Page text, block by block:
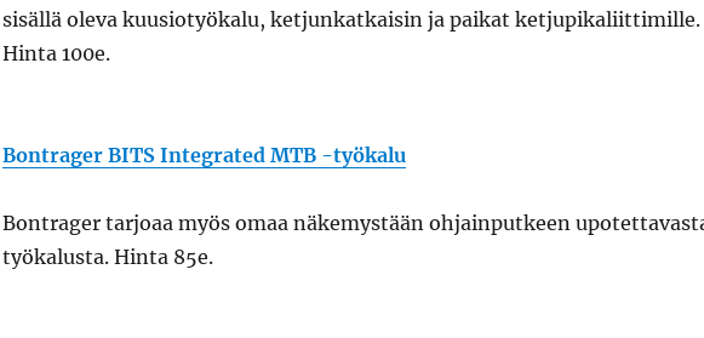
sisällä oleva kuusiotyökalu, ketjunkatkaisin ja paikat ketjupikaliittimille.
Hinta 100e.
Bontrager BITS Integrated MTB -työkalu
Bontrager tarjoaa myös omaa näkemystään ohjainputkeen
työkalusta. Hinta 85e.